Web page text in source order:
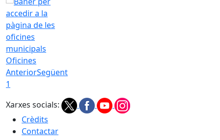
Oficines
AnteriorSegüent
1
Xarxes socials:
Crèdits
Contactar